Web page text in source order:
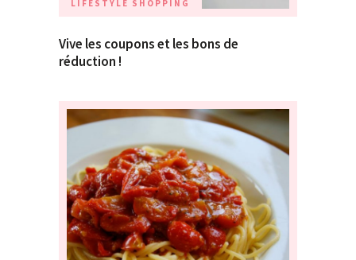
LIFESTYLE SHOPPING
Vive les coupons et les bons de
réduction !